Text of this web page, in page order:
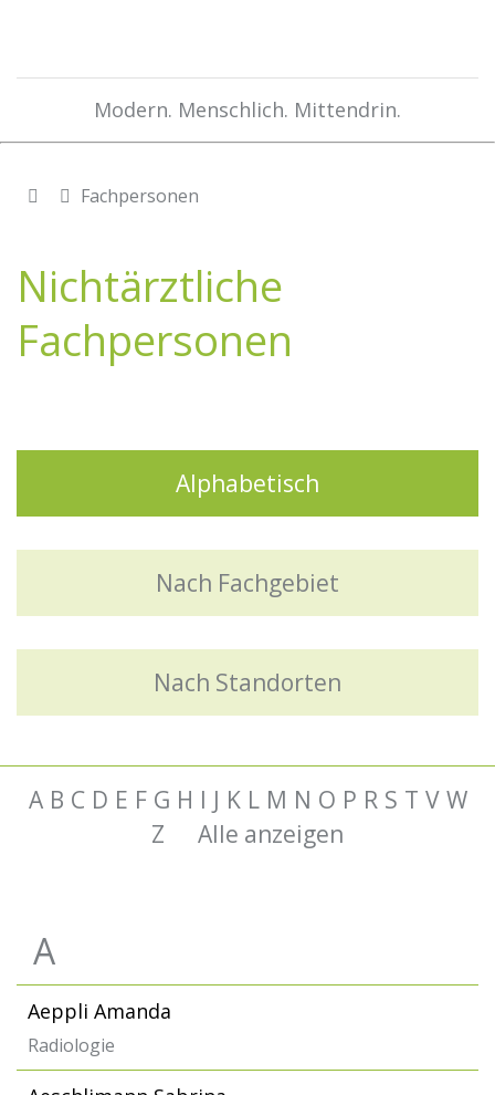
Modern. Menschlich. Mittendrin.
Fachpersonen
Nichtärztliche
Fachpersonen
Alphabetisch
Nach Fachgebiet
Nach Standorten
A B C D E F G H I J K L M N O P R S T V W
Z
Alle anzeigen
A
Aeppli Amanda
Radiologie